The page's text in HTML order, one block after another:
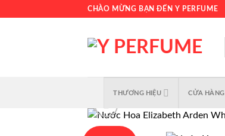
CHÀO MỪNG BẠN ĐẾN Y PERFUME
THƯƠNG HIỆU CỬA HÀNG